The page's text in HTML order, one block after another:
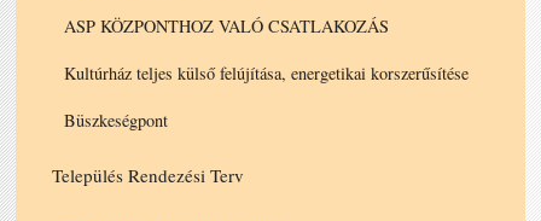
ASP KÖZPONTHOZ VALÓ CSATLAKOZÁS
Kultúrház teljes külső felújítása, energetikai korszerűsítése
Büszkeségpont
Település Rendezési Terv